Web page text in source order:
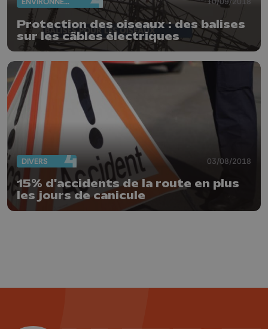
Protection des oiseaux : des balises
sur les câbles électriques
DIVERS 03/08/2018
15% d'accidents de la route en plus
les jours de canicule